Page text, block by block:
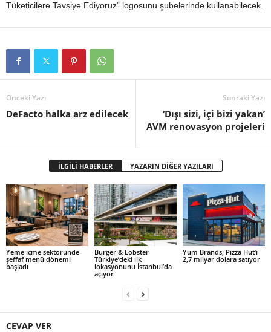
Tüketicilere Tavsiye Ediyoruz” logosunu şubelerinde kullanabilecek.
Önceki Yazı
DeFacto halka arz edilecek
Sonraki Yazı
‘Dışı sizi, içi bizi yakan’
AVM renovasyon projeleri
İLGİLİ HABERLER YAZARIN DİĞER YAZILARI
Yeme içme sektöründe
şeffaf menü dönemi
başladı
Burger & Lobster
Türkiye’deki ilk
lokasyonunu İstanbul’da
açıyor
Yum Brands, Pizza Hut’ı
2,7 milyar dolara satıyor
CEVAP VER